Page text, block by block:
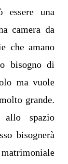
essere una
camera da
che amano
bisogno di
ma vuole
grande.
allo spazio
bisognerà